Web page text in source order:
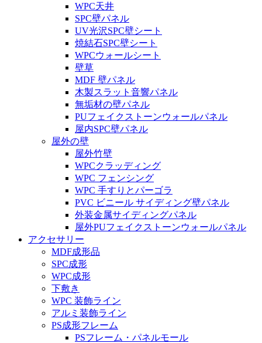
WPC天井
SPC壁パネル
UV光沢SPC壁シート
焼結石SPC壁シート
WPCウォールシート
壁草
MDF 壁パネル
木製スラット音響パネル
無垢材の壁パネル
PUフェイクストーンウォールパネル
屋内SPC壁パネル
屋外の壁
屋外竹壁
WPCクラッディング
WPC フェンシング
WPC 手すりとパーゴラ
PVC ビニール サイディング壁パネル
外装金属サイディングパネル
屋外PUフェイクストーンウォールパネル
アクセサリー
MDF成形品
SPC成形
WPC成形
下敷き
WPC 装飾ライン
アルミ装飾ライン
PS成形フレーム
PSフレーム・パネルモール